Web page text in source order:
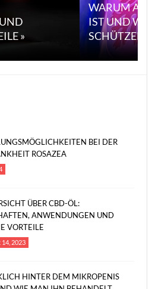
»
WARUM
IST UND
SCHÜTZEN
BEI DER
ROSAZEA
ÜBER CBD-ÖL:
ANWENDUNGEN UND
VORTEILE
14, 2023
HINTER DEM MIKROPENIS